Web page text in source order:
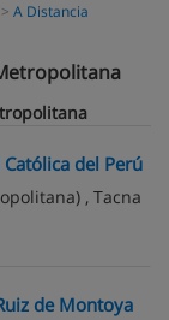
A Distancia
del Perú
, Tacna
de Montoya